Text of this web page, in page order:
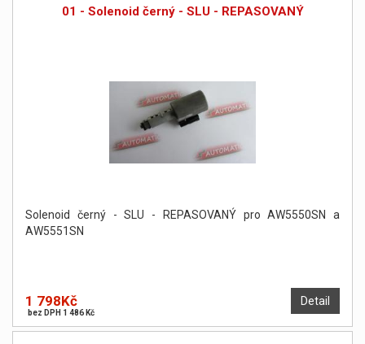
01 - Solenoid černý - SLU - REPASOVANÝ
Solenoid černý - SLU - REPASOVANÝ pro AW5550SN a
AW5551SN
Detail
1 798Kč
bez DPH 1 486 Kč